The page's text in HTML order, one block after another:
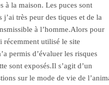
à la maison. Les puces sont
très peur des tiques et de la
à l’homme.Alors pour
récemment utilisé le site
permis d’évaluer les risques
sont exposés.Il s’agit d’un
sur le mode de vie de